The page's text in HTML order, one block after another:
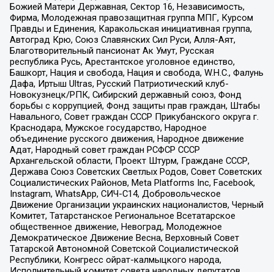
Божией Матери Державная, Сектор 16, Независимость,
Фирма, Молодежная правозащитная группа МПГ, Курсом
Правды и Единения, Каракольская инициативная группа,
Автоград Крю, Союз Славянских Сил Руси, Алля-Аят,
Благотворительный пансионат Ак Умут, Русская
республика Русь, Арестантское уголовное единство,
Башкорт, Нация и свобода, Нация и свобода, W.H.С., Фалунь
Дафа, Иртыш Ultras, Русский Патриотический клуб-
Новокузнецк/РПК, Сибирский державный союз, Фонд
борьбы с коррупцией, Фонд защиты прав граждан, Штабы
Навального, Совет граждан СССР Прикубанского округа г.
Краснодара, Мужское государство, Народное
объединение русского движения, Народное движение
Адат, Народный совет граждан РСФСР СССР
Архангельской области, Проект Штурм, Граждане СССР,
Держава Союз Советских Светлых Родов, Совет Советских
Социалистических Районов, Meta Platforms Inc, Facebook,
Instagram, WhatsApp, СИЧ-С14, Добровольческое
Движение Организации украинских националистов, Черный
Комитет, Татарстанское Региональное Всетатарское
общественное движение, Невоград, Молодежное
Демократическое Движение Весна, Верховный Совет
Татарской Автономной Советской Социалистической
Республики, Конгресс ойрат-калмыцкого народа,